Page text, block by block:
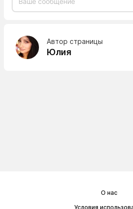
Автор страницы
Юлия
О нас
Условия